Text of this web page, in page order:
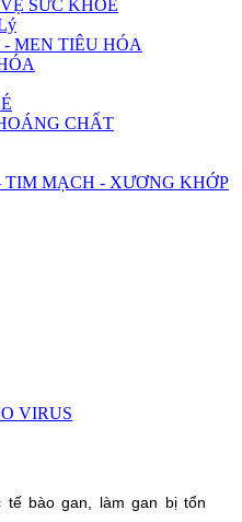
SỨC KHỎE
MEN TIÊU HÓA
CHẤT
MẠCH - XƯƠNG KHỚP
VIRUS
tế bào gan, làm gan bị tổn